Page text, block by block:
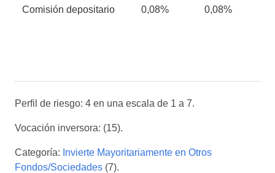
Comisión depositario 0,08% 0,08%
Perfil de riesgo: 4 en una escala de 1 a 7.
Vocación inversora: (15).
Categoría: Invierte Mayoritariamente en Otros
Fondos/Sociedades (7).